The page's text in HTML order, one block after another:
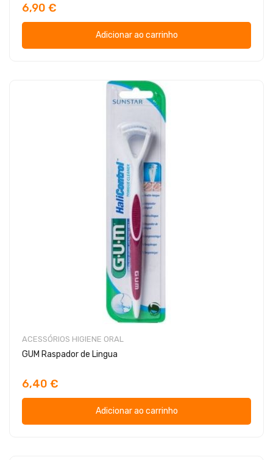
6,90 €
Adicionar ao carrinho
ACESSÓRIOS HIGIENE ORAL
GUM Raspador de Lingua
6,40 €
Adicionar ao carrinho